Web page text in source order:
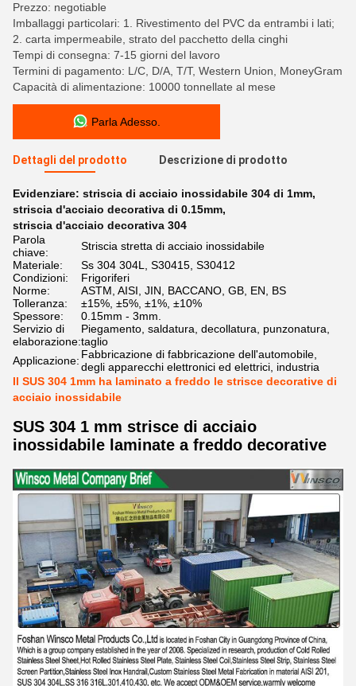
Prezzo: negotiable
Imballaggi particolari: 1. Rivestimento del PVC da entrambi i lati;
2. carta impermeabile, strato del pacchetto della cinghi
Tempi di consegna: 7-15 giorni del lavoro
Termini di pagamento: L/C, D/A, T/T, Western Union, MoneyGram
Capacità di alimentazione: 10000 tonnellate al mese
Parla Adesso.
Dettagli del prodotto Descrizione di prodotto
Evidenziare: striscia di acciaio inossidabile 304 di 1mm,
striscia d'acciaio decorativa di 0.15mm,
striscia d'acciaio decorativa 304
Parola
chiave:
Striscia stretta di acciaio inossidabile
Materiale:
Ss 304 304L, S30415, S30412
Condizioni:
Frigoriferi
Norme:
ASTM, AISI, JIN, BACCANO, GB, EN, BS
Tolleranza:
±15%, ±5%, ±1%, ±10%
Spessore:
0.15mm - 3mm.
Servizio di
elaborazione:
Piegamento, saldatura, decollatura, punzonatura,
taglio
Applicazione: Fabbricazione di fabbricazione dell'automobile,
degli apparecchi elettronici ed elettrici, industria
Il SUS 304 1mm ha laminato a freddo le strisce decorative di
acciaio inossidabile
SUS 304 1 mm strisce di acciaio
inossidabile laminate a freddo decorative